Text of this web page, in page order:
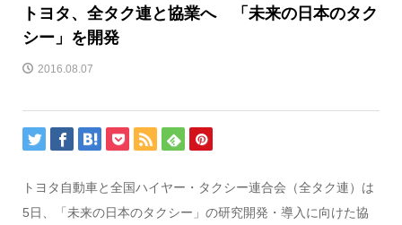
トヨタ、全タク連と協業へ 「未来の日本のタク
シー」を開発
2016.08.07
トヨタ自動車と全国ハイヤー・タクシー連合会（全タク連）は
5日、「未来の日本のタクシー」の研究開発・導入に向けた協